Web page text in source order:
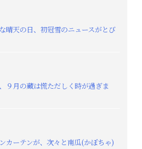
晴天の日、初冠雪のニュースがとび
９月の蔵は慌ただしく時が過ぎま
カーテンが、次々と南瓜(かぼちゃ)